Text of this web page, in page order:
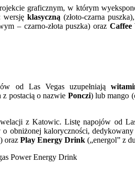
graficznym, w którym
wersję klasyczną (złoto-czarna
– czarno-złota puszka) oraz Caffee
od Las Vegas uzupełniają
z postacią o nazwie Ponczi) lub mango
z Katowic. Listę napojów od
obniżonej kaloryczności,
oraz Play Energy Drink („energol” z